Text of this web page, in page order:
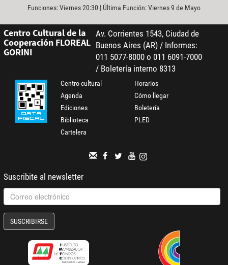
Funciones: Viernes 20:30 | Última Función: Viernes 9 de Mayo
Centro Cultural de la
Cooperación FLOREAL
GORINI
Av. Corrientes 1543, Ciudad de
Buenos Aires (AR) / Informes:
011 5077-8000 o 011 6091-7000
/ Boletería interno 8313
Centro cultural
Agenda
Ediciones
Biblioteca
Cartelera
Horarios
Cómo llegar
Boletería
PLED
Suscribite al newsletter
SUSCRIBIRSE